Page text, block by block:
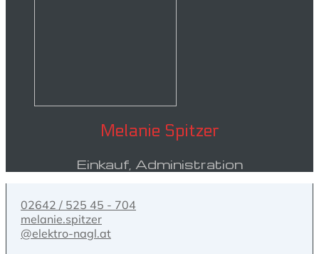
Melanie Spitzer
Einkauf, Administration
02642 / 525 45 - 704
melanie.spitzer
@elektro-nagl.at